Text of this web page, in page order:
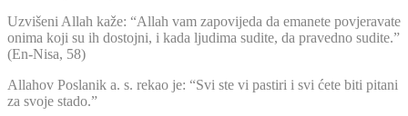
Uzvišeni Allah kaže: “Allah vam zapovijeda da emanete povjeravate
onima koji su ih dostojni, i kada ljudima sudite, da pravedno sudite.”
(En-Nisa, 58)
Allahov Poslanik a. s. rekao je: “Svi ste vi pastiri i svi ćete biti pitani
za svoje stado.”